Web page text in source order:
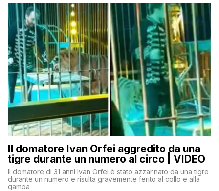
Il domatore Ivan Orfei aggredito da una
tigre durante un numero al circo | VIDEO
Il domatore di 31 anni Ivan Orfei è stato azzannato da una tigre
durante un numero e risulta gravemente ferito al collo e alla
gamba